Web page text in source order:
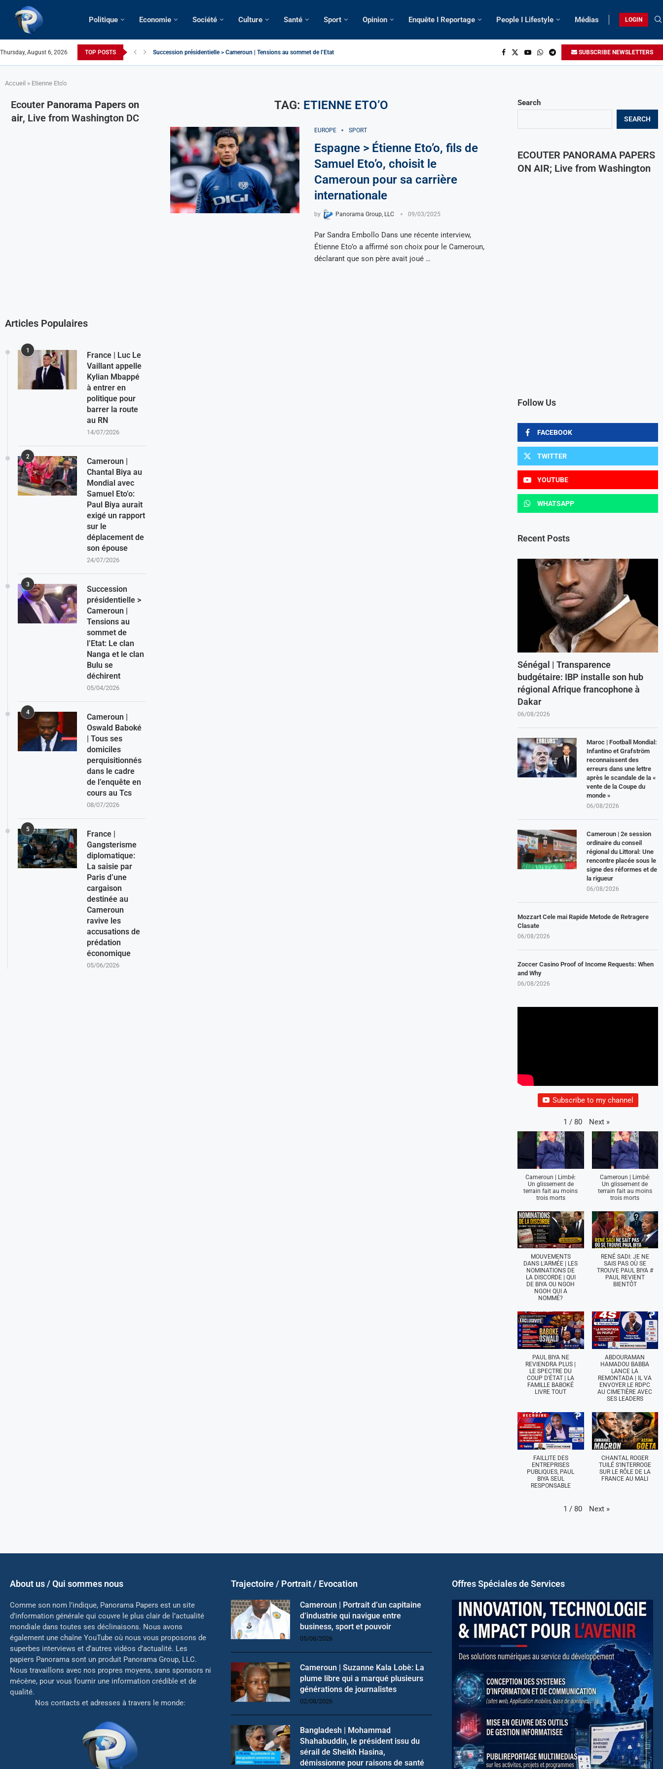
Politique Economie Société Culture Santé Sport Opinion Enquête I Reportage People I Lifestyle Médias LOGIN
Thursday, August 6, 2026 TOP POSTS Succession présidentielle > Cameroun | Tensions au sommet de l’Etat: Le... SUBSCRIBE NEWSLETTERS
Accueil » Etienne Eto’o
TAG: ETIENNE ETO’O
EUROPE SPORT
Espagne > Étienne Eto’o, fils de
Samuel Eto’o, choisit le
Cameroun pour sa carrière
internationale
by Panorama Group, LLC 09/03/2025
Par Sandra Embollo Dans une récente interview,
Étienne Eto’o a affirmé son choix pour le Cameroun,
déclarant que son père avait joué …
Search
SEARCH
ECOUTER PANORAMA PAPERS
ON AIR; Live from Washington
Follow Us
FACEBOOK
TWITTER
YOUTUBE
WHATSAPP
Recent Posts
Sénégal | Transparence
budgétaire: IBP installe son hub
régional Afrique francophone à
Dakar
06/08/2026
Maroc | Football Mondial:
Infantino et Grafström
reconnaissent des
erreurs dans une lettre
après le scandale de la «
vente de la Coupe du
monde »
06/08/2026
Cameroun | 2e session
ordinaire du conseil
régional du Littoral: Une
rencontre placée sous le
signe des réformes et de
la rigueur
06/08/2026
Mozzart Cele mai Rapide Metode de Retragere
Clasate
06/08/2026
Zoccer Casino Proof of Income Requests: When
and Why
06/08/2026
Subscribe to my channel
1 / 80 Next »
Cameroun | Limbé:
Un glissement de
terrain fait au moins
trois morts
Cameroun | Limbé:
Un glissement de
terrain fait au moins
trois morts
MOUVEMENTS
DANS L'ARMÉE | LES
NOMINATIONS DE
LA DISCORDE | QUI
DE BIYA OU NGOH
NGOH QUI A
NOMMÉ?
RENÉ SADI: JE NE
SAIS PAS OÙ SE
TROUVE PAUL BIYA #
PAUL REVIENT
BIENTÔT
PAUL BIYA NE
REVIENDRA PLUS |
LE SPECTRE DU
COUP D'ÉTAT | LA
FAMILLE BABOKÉ
LIVRE TOUT
ABDOURAMAN
HAMADOU BABBA
LANCE LA
REMONTADA | IL VA
ENVOYER LE RDPC
AU CIMETIÈRE AVEC
SES LEADERS
FAILLITE DES
ENTREPRISES
PUBLIQUES, PAUL
BIYA SEUL
RESPONSABLE
CHANTAL ROGER
TUILÉ S'INTERROGE
SUR LE RÔLE DE LA
FRANCE AU MALI
1 / 80 Next »
Ecouter Panorama Papers on
air, Live from Washington DC
Articles Populaires
1
France | Luc Le
Vaillant appelle
Kylian Mbappé
à entrer en
politique pour
barrer la route
au RN
14/07/2026
2
Cameroun |
Chantal Biya au
Mondial avec
Samuel Eto’o:
Paul Biya aurait
exigé un rapport
sur le
déplacement de
son épouse
24/07/2026
3
Succession
présidentielle >
Cameroun |
Tensions au
sommet de
l’Etat: Le clan
Nanga et le clan
Bulu se
déchirent
05/04/2026
4
Cameroun |
Oswald Baboké
| Tous ses
domiciles
perquisitionnés
dans le cadre
de l’enquête en
cours au Tcs
08/07/2026
5
France |
Gangsterisme
diplomatique:
La saisie par
Paris d’une
cargaison
destinée au
Cameroun
ravive les
accusations de
prédation
économique
05/06/2026
About us / Qui sommes nous
Comme son nom l’indique, Panorama Papers est un site
d’information générale qui couvre le plus clair de l’actualité
mondiale dans toutes ses déclinaisons. Nous avons
également une chaîne YouTube où nous vous proposons de
superbes interviews et d’autres vidéos d’actualité. Les
papiers Panorama sont un produit Panorama Group, LLC.
Nous travaillons avec nos propres moyens, sans sponsors ni
mécène, pour vous fournir une information crédible et de
qualité.
Nos contacts et adresses à travers le monde:
Trajectoire / Portrait / Evocation
Cameroun | Portrait d’un capitaine
d’industrie qui navigue entre
business, sport et pouvoir
05/08/2026
Cameroun | Suzanne Kala Lobè: La
plume libre qui a marqué plusieurs
générations de journalistes
02/08/2026
Bangladesh | Mohammad
Shahabuddin, le président issu du
sérail de Sheikh Hasina,
démissionne pour raisons de santé
Offres Spéciales de Services